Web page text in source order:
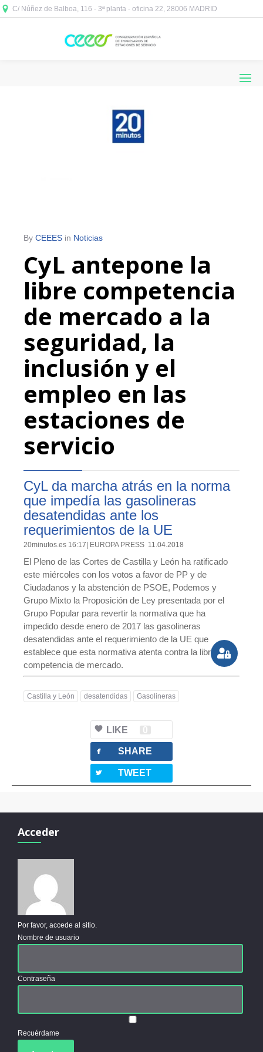
C/ Núñez de Balboa, 116 - 3ª planta - oficina 22, 28006 MADRID
By CEEES in Noticias
CyL antepone la
libre competencia
de mercado a la
seguridad, la
inclusión y el
empleo en las
estaciones de
servicio
CyL da marcha atrás en la norma
que impedía las gasolineras
desatendidas ante los
requerimientos de la UE
20minutos.es 16:17| EUROPA PRESS 11.04.2018
El Pleno de las Cortes de Castilla y León ha ratificado
este miércoles con los votos a favor de PP y de
Ciudadanos y la abstención de PSOE, Podemos y
Grupo Mixto la Proposición de Ley presentada por el
Grupo Popular para revertir la normativa que ha
impedido desde enero de 2017 las gasolineras
desatendidas ante el requerimiento de la UE que
establece que esta normativa atenta contra la libre
competencia de mercado.
Castilla y León desatendidas Gasolineras
LIKE 0
facebook SHARE
twitterbird TWEET
Acceder
Por favor, accede al sitio.
Nombre de usuario
Contraseña
Recuérdame